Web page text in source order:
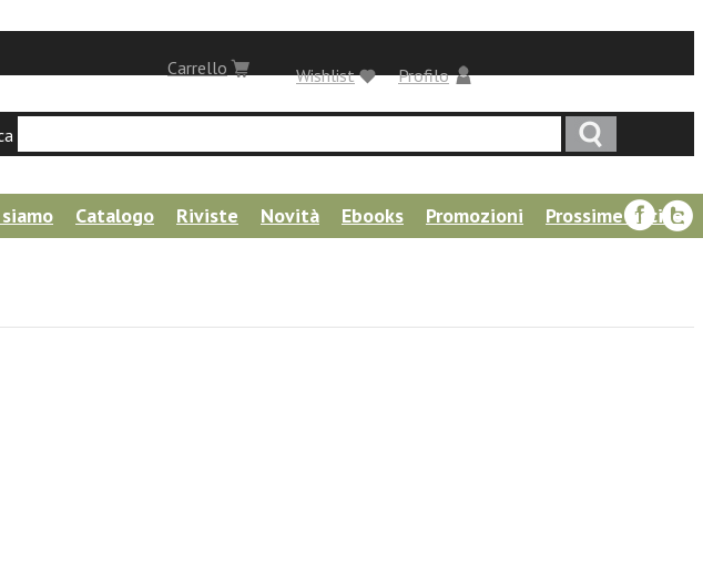
Carrello Profilo
Wishlist
Catalogo Riviste Novità Ebooks Promozioni
Prossime uscite